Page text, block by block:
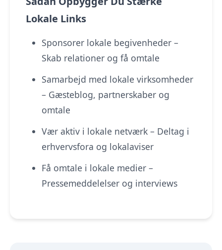
Lokale Links
Sponsorer lokale begivenheder –
Skab relationer og få omtale
Samarbejd med lokale virksomheder
– Gæsteblog, partnerskaber og
omtale
Vær aktiv i lokale netværk – Deltag i
erhvervsfora og lokalaviser
Få omtale i lokale medier –
Pressemeddelelser og interviews